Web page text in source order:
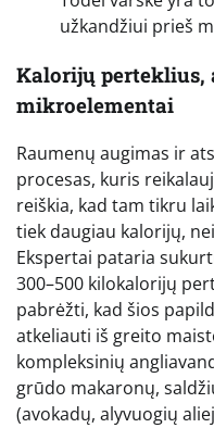
užkandžiui prieš
Kalorijų perteklius,
mikroelementai
Raumenų augimas ir
procesas, kuris
reiškia, kad tam tikru
tiek daugiau kalorijų,
Ekspertai pataria
300–500 kilokalorijų
pabrėžti, kad šios
atkeliauti iš greito
kompleksinių
grūdo makaronų,
(avokadų, alyvuogių